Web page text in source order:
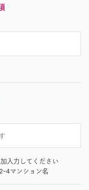
入力してください
4マンション名